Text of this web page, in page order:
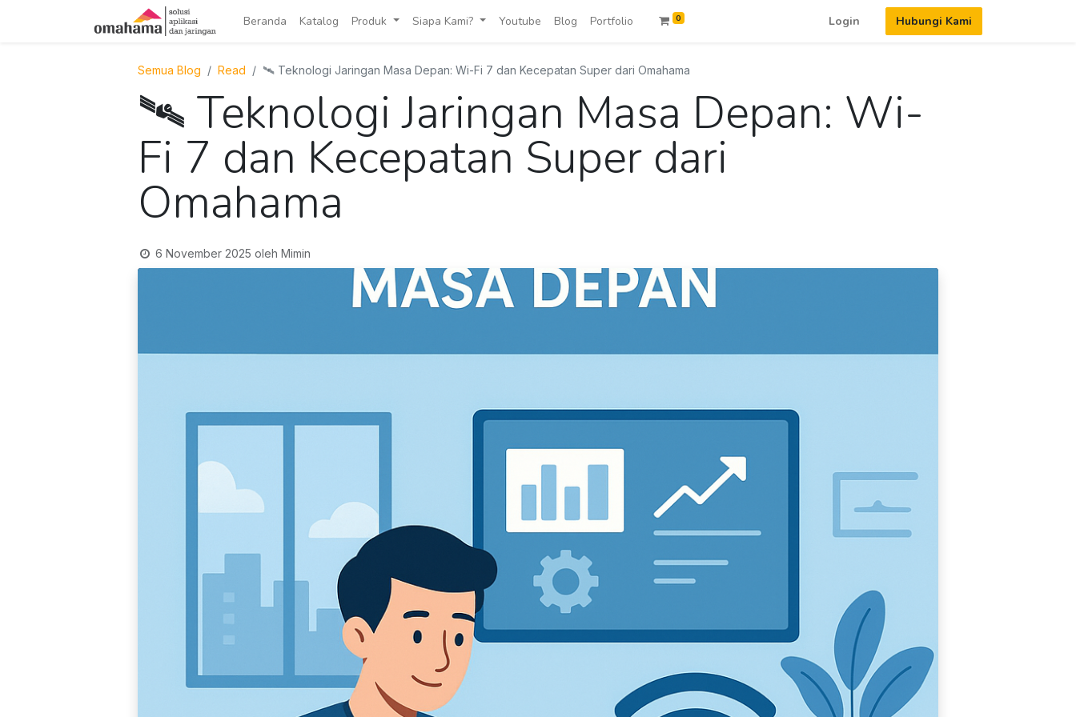
Beranda Katalog Produk Siapa Kami? Youtube Blog Portfolio 0 Login Hubungi Kami
Semua Blog Read 🛰️ Teknologi Jaringan Masa Depan: Wi-Fi 7 dan Kecepatan Super dari Omahama
🛰️ Teknologi Jaringan Masa Depan: Wi-
Fi 7 dan Kecepatan Super dari
Omahama
6 November 2025 oleh Mimin